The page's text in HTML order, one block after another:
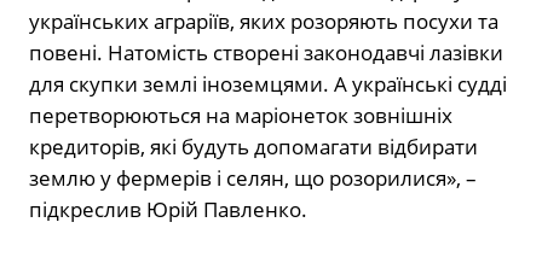
українських аграріїв, яких розоряють посухи та
повені. Натомість створені законодавчі лазівки
для скупки землі іноземцями. А українські судді
перетворюються на маріонеток зовнішніх
кредиторів, які будуть допомагати відбирати
землю у фермерів і селян, що розорилися», –
підкреслив Юрій Павленко.